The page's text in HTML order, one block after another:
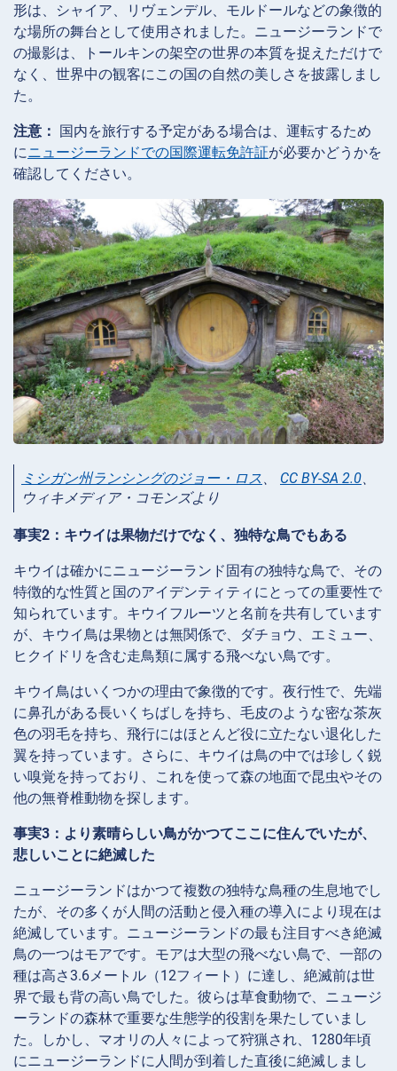
形は、シャイア、リヴェンデル、モルドールなどの象徴的
な場所の舞台として使用されました。ニュージーランドで
の撮影は、トールキンの架空の世界の本質を捉えただけで
なく、世界中の観客にこの国の自然の美しさを披露しまし
た。
注意： 国内を旅行する予定がある場合は、運転するため
にニュージーランドでの国際運転免許証が必要かどうかを
確認してください。
ミシガン州ランシングのジョー・ロス、 CC BY-SA 2.0、
ウィキメディア・コモンズより
事実2：キウイは果物だけでなく、独特な鳥でもある
キウイは確かにニュージーランド固有の独特な鳥で、その
特徴的な性質と国のアイデンティティにとっての重要性で
知られています。キウイフルーツと名前を共有しています
が、キウイ鳥は果物とは無関係で、ダチョウ、エミュー、
ヒクイドリを含む走鳥類に属する飛べない鳥です。
キウイ鳥はいくつかの理由で象徴的です。夜行性で、先端
に鼻孔がある長いくちばしを持ち、毛皮のような密な茶灰
色の羽毛を持ち、飛行にはほとんど役に立たない退化した
翼を持っています。さらに、キウイは鳥の中では珍しく鋭
い嗅覚を持っており、これを使って森の地面で昆虫やその
他の無脊椎動物を探します。
事実3：より素晴らしい鳥がかつてここに住んでいたが、
悲しいことに絶滅した
ニュージーランドはかつて複数の独特な鳥種の生息地でし
たが、その多くが人間の活動と侵入種の導入により現在は
絶滅しています。ニュージーランドの最も注目すべき絶滅
鳥の一つはモアです。モアは大型の飛べない鳥で、一部の
種は高さ3.6メートル（12フィート）に達し、絶滅前は世
界で最も背の高い鳥でした。彼らは草食動物で、ニュージ
ーランドの森林で重要な生態学的役割を果たしていまし
た。しかし、マオリの人々によって狩猟され、1280年頃
にニュージーランドに人間が到着した直後に絶滅しまし